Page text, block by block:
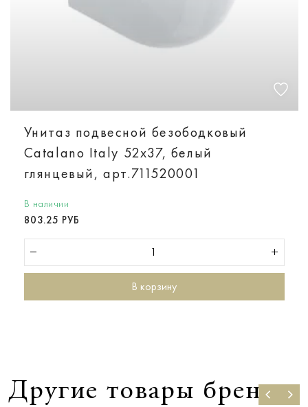
Унитаз подвесной безободковый
Catalano Italy 52х37, белый
глянцевый, арт.711520001
В наличии
803.25 РУБ
В корзину
Другие товары бренда